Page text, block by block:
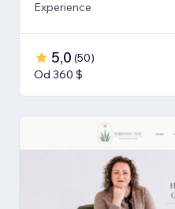
Experience
5,0 (50)
Od 360 $